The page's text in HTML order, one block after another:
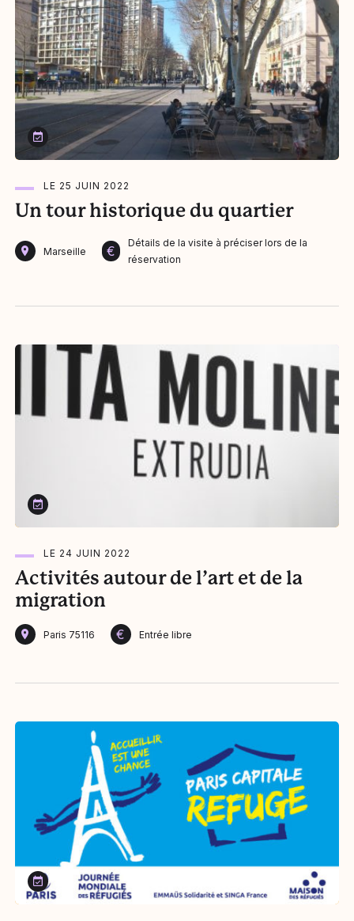
LE 25 JUIN 2022
Un tour historique du quartier
Marseille €
Détails de la visite à préciser lors de la
réservation
LE 24 JUIN 2022
Activités autour de l’art et de la
migration
Paris 75116 € Entrée libre